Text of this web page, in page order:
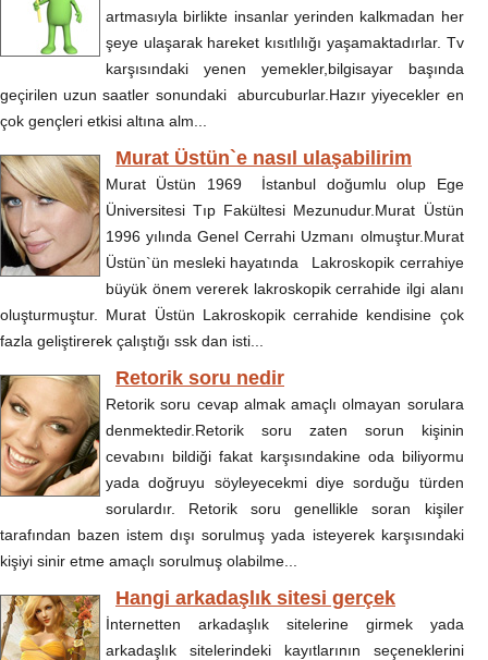
artmasıyla birlikte insanlar yerinden kalkmadan her
şeye ulaşarak hareket kısıtlılığı yaşamaktadırlar. Tv
karşısındaki yenen yemekler,bilgisayar başında
geçirilen uzun saatler sonundaki aburcuburlar.Hazır yiyecekler en
çok gençleri etkisi altına alm...
Murat Üstün`e nasıl ulaşabilirim
Murat Üstün 1969 İstanbul doğumlu olup Ege
Üniversitesi Tıp Fakültesi Mezunudur.Murat Üstün
1996 yılında Genel Cerrahi Uzmanı olmuştur.Murat
Üstün`ün mesleki hayatında Lakroskopik cerrahiye
büyük önem vererek lakroskopik cerrahide ilgi alanı
oluşturmuştur. Murat Üstün Lakroskopik cerrahide kendisine çok
fazla geliştirerek çalıştığı ssk dan isti...
Retorik soru nedir
Retorik soru cevap almak amaçlı olmayan sorulara
denmektedir.Retorik soru zaten sorun kişinin
cevabını bildiği fakat karşısındakine oda biliyormu
yada doğruyu söyleyecekmi diye sorduğu türden
sorulardır. Retorik soru genellikle soran kişiler
tarafından bazen istem dışı sorulmuş yada isteyerek karşısındaki
kişiyi sinir etme amaçlı sorulmuş olabilme...
Hangi arkadaşlık sitesi gerçek
İnternetten arkadaşlık sitelerine girmek yada
arkadaşlık sitelerindeki kayıtlarının seçeneklerini